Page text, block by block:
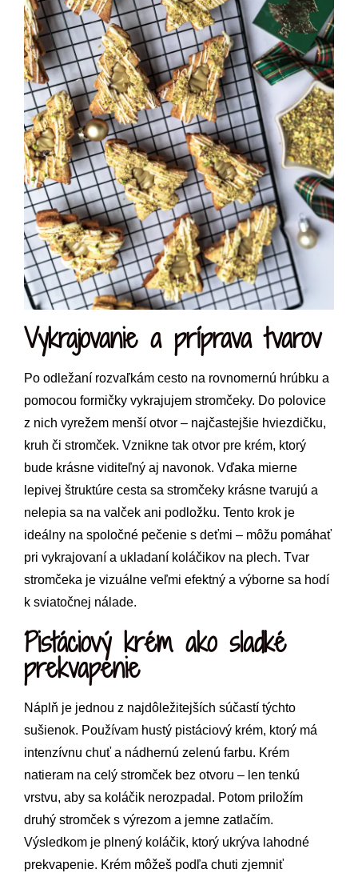
Vykrajovanie a príprava tvarov
Po odležaní rozvaľkám cesto na rovnomernú hrúbku a
pomocou formičky vykrajujem stromčeky. Do polovice
z nich vyrežem menší otvor – najčastejšie hviezdičku,
kruh či stromček. Vznikne tak otvor pre krém, ktorý
bude krásne viditeľný aj navonok. Vďaka mierne
lepivej štruktúre cesta sa stromčeky krásne tvarujú a
nelepia sa na valček ani podložku. Tento krok je
ideálny na spoločné pečenie s deťmi – môžu pomáhať
pri vykrajovaní a ukladaní koláčikov na plech. Tvar
stromčeka je vizuálne veľmi efektný a výborne sa hodí
k sviatočnej nálade.
Pistáciový krém ako sladké
prekvapenie
Náplň je jednou z najdôležitejších súčastí týchto
sušienok. Používam hustý pistáciový krém, ktorý má
intenzívnu chuť a nádhernú zelenú farbu. Krém
natieram na celý stromček bez otvoru – len tenkú
vrstvu, aby sa koláčik nerozpadal. Potom priložím
druhý stromček s výrezom a jemne zatlačím.
Výsledkom je plnený koláčik, ktorý ukrýva lahodné
prekvapenie. Krém môžeš podľa chuti zjemniť